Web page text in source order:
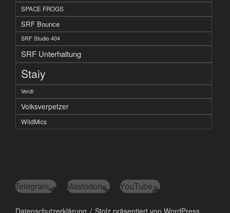
SPACE FROGS
SRF Bounce
SRF Studio 404
SRF Unterhaltung
Staiy
Verdi
Volksverpetzer
WildMics
Telegram Mastodon YouTube
Datenschutzerklärung Stolz präsentiert von WordPress